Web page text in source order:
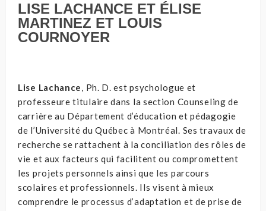
LISE LACHANCE ET ÉLISE
MARTINEZ ET LOUIS
COURNOYER
Lise Lachance, Ph. D. est psychologue et
professeure titulaire dans la section Counseling de
carrière au Département d’éducation et pédagogie
de l’Université du Québec à Montréal. Ses travaux de
recherche se rattachent à laconciliation des rôles de
vie et aux facteurs qui facilitent ou compromettent
les projets personnels ainsi que les parcours
scolaires et professionnels. Ils visent à mieux
comprendre le processus d’adaptation et de prise de